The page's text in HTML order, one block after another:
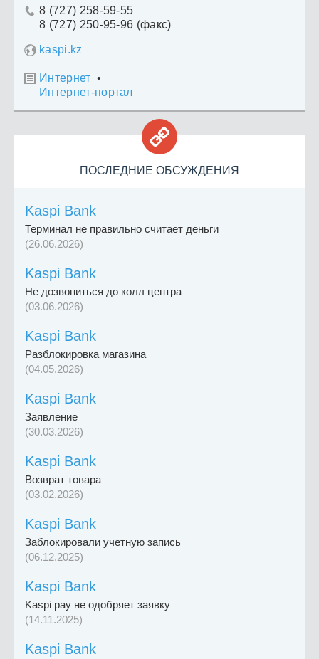
 8 (727) 258-59-55
8 (727) 250-95-96 (факс)
kaspi.kz
 Интернет •
Интернет-портал

ПОСЛЕДНИЕ ОБСУЖДЕНИЯ
Kaspi Bank
Терминал не правильно считает деньги
(26.06.2026)
Kaspi Bank
Не дозвониться до колл центра
(03.06.2026)
Kaspi Bank
Разблокировка магазина
(04.05.2026)
Kaspi Bank
Заявление
(30.03.2026)
Kaspi Bank
Возврат товара
(03.02.2026)
Kaspi Bank
Заблокировали учетную запись
(06.12.2025)
Kaspi Bank
Kaspi pay не одобряет заявку
(14.11.2025)
Kaspi Bank